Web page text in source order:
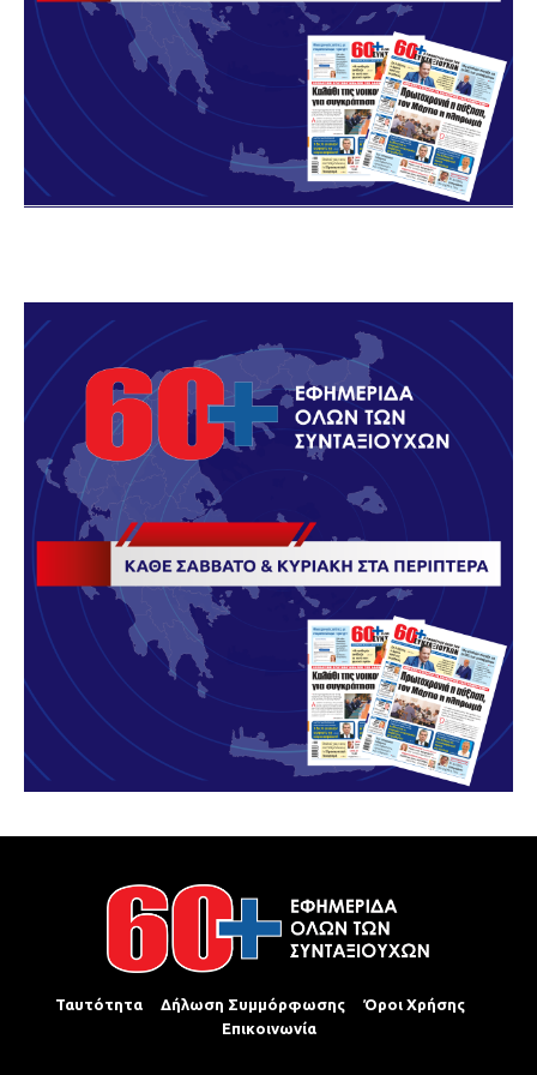
Ταυτότητα Δήλωση Συμμόρφωσης
Όροι Χρήσης
Επικοινωνία